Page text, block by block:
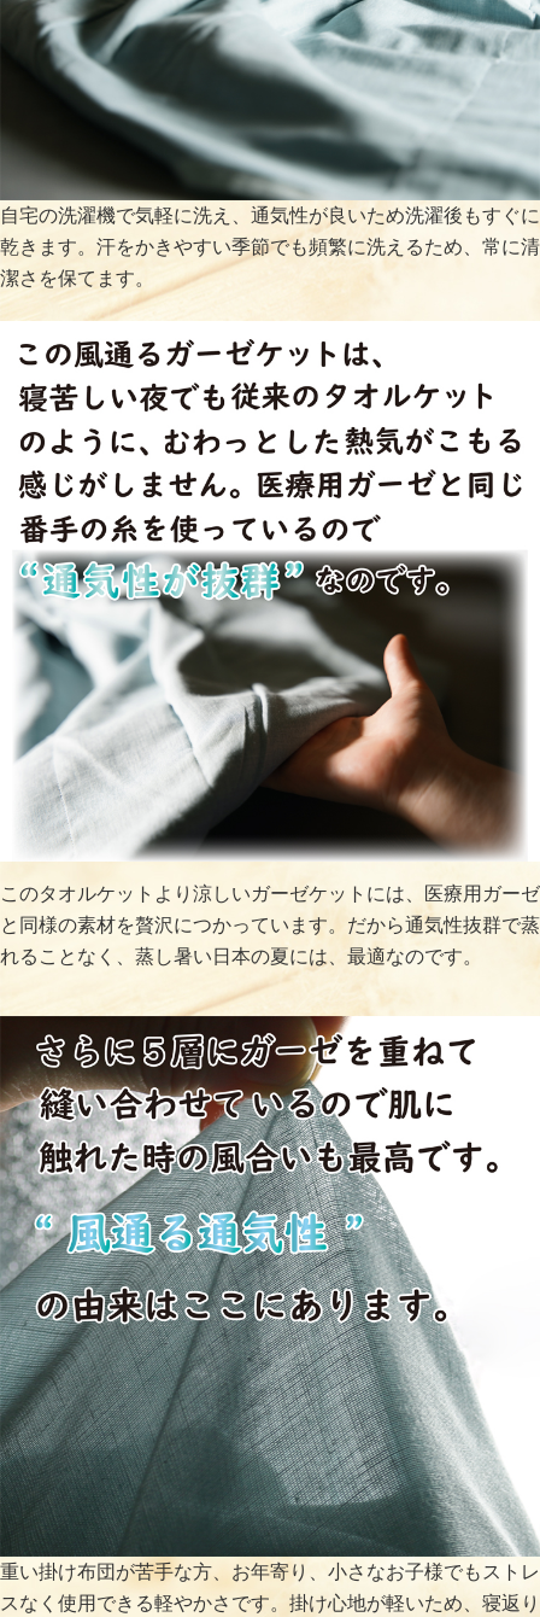
自宅の洗濯機で気軽に洗え、通気性が良いため洗濯後もすぐに
乾きます。汗をかきやすい季節でも頻繁に洗えるため、常に清
潔さを保てます。
このタオルケットより涼しいガーゼケットには、医療用ガーゼ
と同様の素材を贅沢につかっています。だから通気性抜群で蒸
れることなく、蒸し暑い日本の夏には、最適なのです。
重い掛け布団が苦手な方、お年寄り、小さなお子様でもストレ
スなく使用できる軽やかさです。掛け心地が軽いため、寝返り